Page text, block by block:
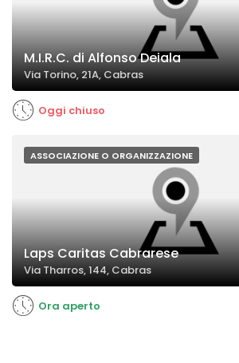
M.I.R.C. di Alfonso Deiala
Via Torino, 21A, Cabras
Oggi chiuso
ASSOCIAZIONE O ORGANIZZAZIONE
Laps Caritas Cabrarese
Via Tharros, 144, Cabras
Ora aperto